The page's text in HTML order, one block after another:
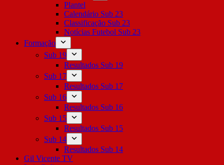
Plantel
Calendário Sub 23
Classificação Sub 23
Notícias Futebol Sub 23
Formação
Sub 19
Resultados Sub 19
Sub 17
Resultados Sub 17
Sub 16
Resultados Sub 16
Sub 15
Resultados Sub 15
Sub 14
Resultados Sub 14
Gil Vicente TV